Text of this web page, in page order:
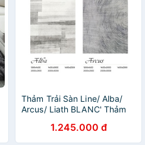
Thảm Trải Sàn Line/ Alba/
Arcus/ Liath BLANC' Thảm
Trải Sàn Phong Cách Bắc Âu
1.245.000 đ